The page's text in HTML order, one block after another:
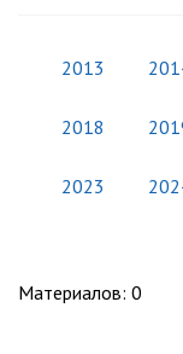
2013
2018
2023
Материалов: 0